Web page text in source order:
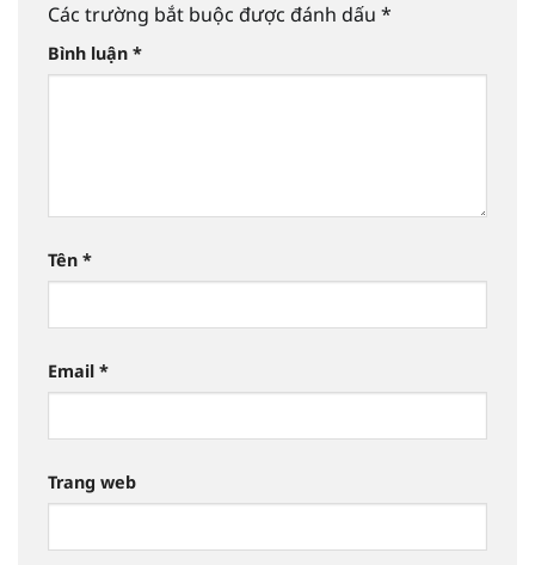
Các trường bắt buộc được đánh dấu *
Bình luận *
Tên *
Email *
Trang web